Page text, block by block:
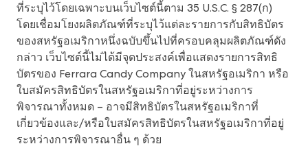
ที่ระบุไว้โดยเฉพาะบนเว็บไซต์นี้ตาม 35 U.S.C. § 287(ก)
โดยเชื่อมโยงผลิตภัณฑ์ที่ระบุไว้แต่ละรายการกับสิทธิบัตร
ของสหรัฐอเมริกาหนึ่งฉบับขึ้นไปที่ครอบคลุมผลิตภัณฑ์ดัง
กล่าว เว็บไซต์นี้ไม่ได้มีจุดประสงค์เพื่อแสดงรายการสิทธิ
บัตรของ Ferrara Candy Company ในสหรัฐอเมริกา หรือ
ใบสมัครสิทธิบัตรในสหรัฐอเมริกาที่อยู่ระหว่างการ
พิจารณาทั้งหมด – อาจมีสิทธิบัตรในสหรัฐอเมริกาที่
เกี่ยวข้องและ/หรือใบสมัครสิทธิบัตรในสหรัฐอเมริกาที่อยู่
ระหว่างการพิจารณาอื่น ๆ ด้วย